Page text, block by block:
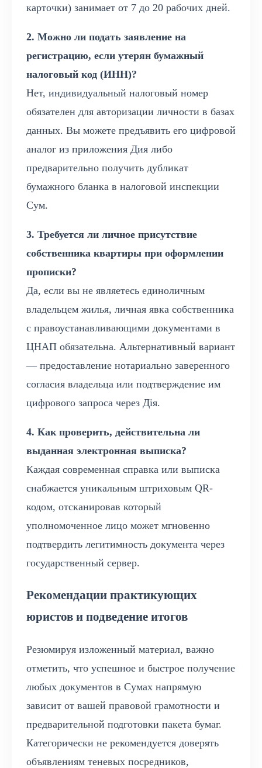
карточки) занимает от 7 до 20 рабочих дней.
2. Можно ли подать заявление на
регистрацию, если утерян бумажный
налоговый код (ИНН)?
Нет, индивидуальный налоговый номер
обязателен для авторизации личности в базах
данных. Вы можете предъявить его цифровой
аналог из приложения Дия либо
предварительно получить дубликат
бумажного бланка в налоговой инспекции
Сум.
3. Требуется ли личное присутствие
собственника квартиры при оформлении
прописки?
Да, если вы не являетесь единоличным
владельцем жилья, личная явка собственника
с правоустанавливающими документами в
ЦНАП обязательна. Альтернативный вариант
— предоставление нотариально заверенного
согласия владельца или подтверждение им
цифрового запроса через Дія.
4. Как проверить, действительна ли
выданная электронная выписка?
Каждая современная справка или выписка
снабжается уникальным штриховым QR-
кодом, отсканировав который
уполномоченное лицо может мгновенно
подтвердить легитимность документа через
государственный сервер.
Рекомендации практикующих
юристов и подведение итогов
Резюмируя изложенный материал, важно
отметить, что успешное и быстрое получение
любых документов в Сумах напрямую
зависит от вашей правовой грамотности и
предварительной подготовки пакета бумаг.
Категорически не рекомендуется доверять
объявлениям теневых посредников,